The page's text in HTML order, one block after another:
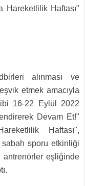
Hareketlilik Haftası"
alınması ve
etmek amacıyla
16-22 Eylül 2022
Devam Et!"
Haftası",
sabah sporu etkinliği
antrenörler eşliğinde